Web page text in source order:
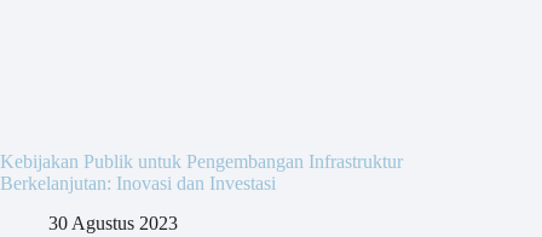
Kebijakan Publik untuk Pengembangan Infrastruktur
Berkelanjutan: Inovasi dan Investasi
30 Agustus 2023